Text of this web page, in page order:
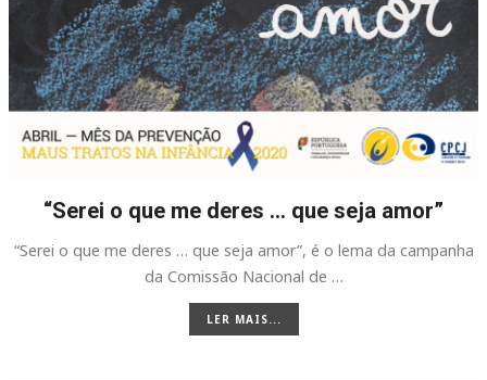
“Serei o que me deres … que seja amor”
“Serei o que me deres … que seja amor”, é o lema da campanha
da Comissão Nacional de …
LER MAIS...